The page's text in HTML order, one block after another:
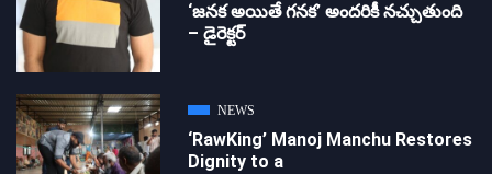
‘జ‌న‌క అయితే గ‌న‌క‌’ అందరికీ నచ్చుతుంది
– డైరెక్ట‌ర్
NEWS
‘RawKing’ Manoj Manchu Restores
Dignity to a